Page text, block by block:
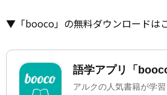
▼「booco」の無料ダウンロードは